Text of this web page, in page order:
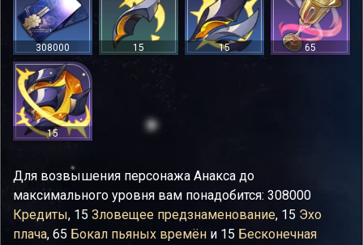
308000 15 15 65
15
Для возвышения персонажа Анакса до
максимального уровня вам понадобится: 308000
Кредиты, 15 Зловещее предзнаменование, 15 Эхо
плача, 65 Бокал пьяных времён и 15 Бесконечная